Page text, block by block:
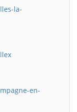
la-
en-